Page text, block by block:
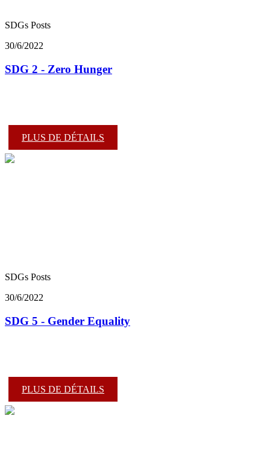
SDGs Posts
30/6/2022
SDG 2 - Zero Hunger
PLUS DE DÉTAILS
SDGs Posts
30/6/2022
SDG 5 - Gender Equality
PLUS DE DÉTAILS